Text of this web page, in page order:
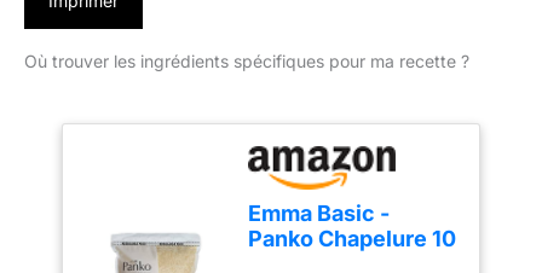
Où trouver les ingrédients spécifiques pour ma recette ?
Emma Basic -
Panko Chapelure 10